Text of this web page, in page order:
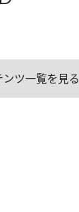
ツ一覧を見る